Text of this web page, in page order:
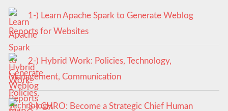
1-) Learn Apache Spark to Generate Weblog
Reports for Websites
2-) Hybrid Work: Policies, Technology,
Management, Communication
3-) CHRO: Become a Strategic Chief Human